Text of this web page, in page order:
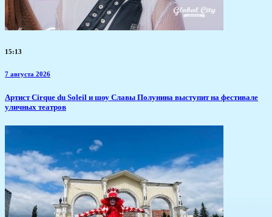
15:13
7 августа 2026
Артист Cirque du Soleil и шоу Славы Полунина выступит на фестивале
уличных театров